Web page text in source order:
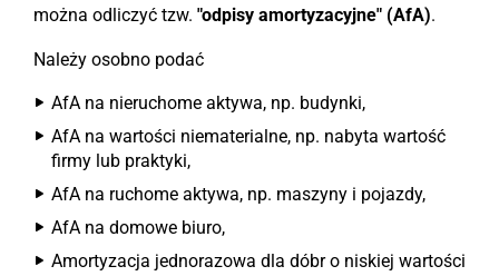
można odliczyć tzw. "odpisy amortyzacyjne" (AfA).
Należy osobno podać
AfA na nieruchome aktywa, np. budynki,
AfA na wartości niematerialne, np. nabyta wartość
firmy lub praktyki,
AfA na ruchome aktywa, np. maszyny i pojazdy,
AfA na domowe biuro,
Amortyzacja jednorazowa dla dóbr o niskiej wartości